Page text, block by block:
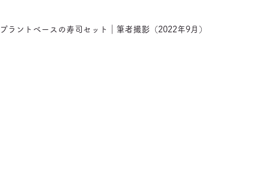
プラントベースの寿司セット｜筆者撮影（2022年9月）